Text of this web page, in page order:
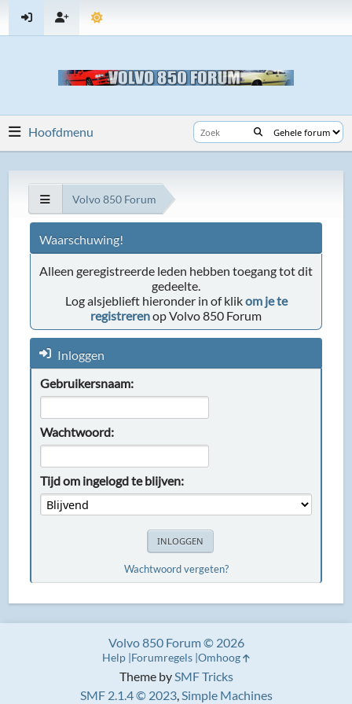
Hoofdmenu
Volvo 850 Forum
Waarschuwing!
Alleen geregistreerde leden hebben toegang tot dit
gedeelte.
Log alsjeblieft hieronder in of klikom je te
registrerenop Volvo 850 Forum
Inloggen
Gebruikersnaam:
Wachtwoord:
Tijd om ingelogd te blijven:
Wachtwoord vergeten?
Theme bySMF Tricks
SMF 2.1.4 © 2023,Simple Machines
Volvo 850 Forum © 2026
Help Forumregels Omhoog